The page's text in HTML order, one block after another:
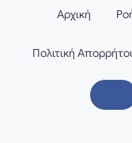
Αρχική
Πολιτική